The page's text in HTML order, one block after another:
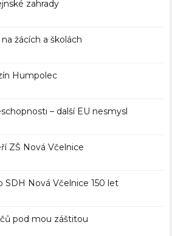
zahrady
žácích a školách
Humpolec
– další EU nesmysl
ZŠ Nová Včelnice
SDH Nová Včelnice 150 let
pod mou záštitou